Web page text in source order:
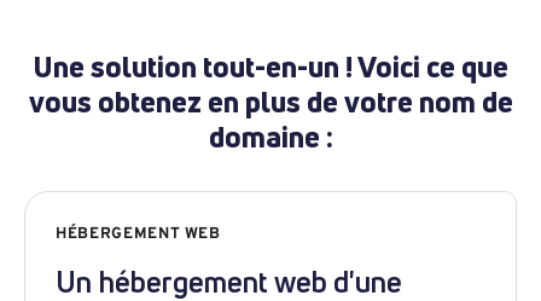
Une solution tout-en-un ! Voici ce que
vous obtenez en plus de votre nom de
domaine :
HÉBERGEMENT WEB
Un hébergement web d'une